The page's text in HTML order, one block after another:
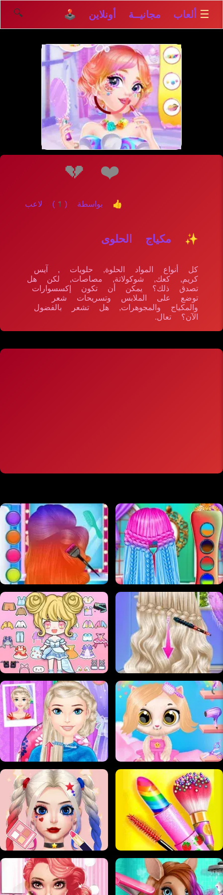
☰ ألعاب مجانيــة أونلاين 🕹️ 🔍
إلعــــب
❤️
💔
👍 بواسطة (1) لاعب
✨ مكياج الحلوى
كل أنواع المواد الحلوة, حلويات , آيس
كريم, كعك, شوكولاتة, مصاصات, لكن هل
تصدق ذلك؟ يمكن أن تكون إكسسوارات
توضع على الملابس وتسريحات شعر
والمكياج والمجوهرات, هل تشعر بالفضول
الآن؟ تعال.